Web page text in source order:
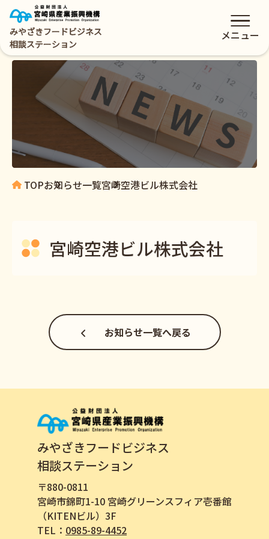
みやざきフードビジネス
相談ステーション
メニュー
TOPお知らせ一覧宮崎空港ビル株式会社
宮崎空港ビル株式会社
お知らせ一覧へ戻る
みやざきフードビジネス
相談ステーション
〒880-0811
宮崎市錦町1-10 宮崎グリーンスフィア壱番館
（KITENビル）3F
TEL： 0985-89-4452